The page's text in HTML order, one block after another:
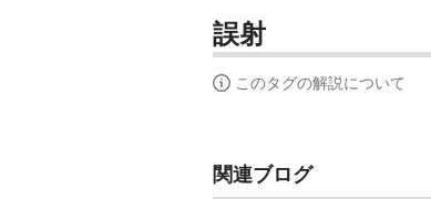
誤射
このタグの解説について
関連ブログ